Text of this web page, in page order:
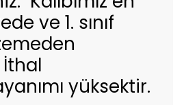
ve 1. sınıf
yüksektir.